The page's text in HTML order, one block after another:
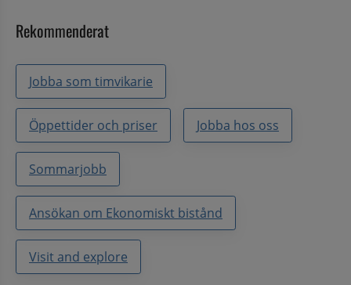
Rekommenderat
Jobba som timvikarie
Öppettider och priser Jobba hos oss
Sommarjobb
Ansökan om Ekonomiskt bistånd
Visit and explore